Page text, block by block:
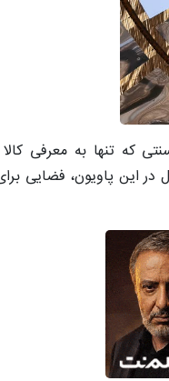
که تنها به معرفی
این پاویون، فضایی